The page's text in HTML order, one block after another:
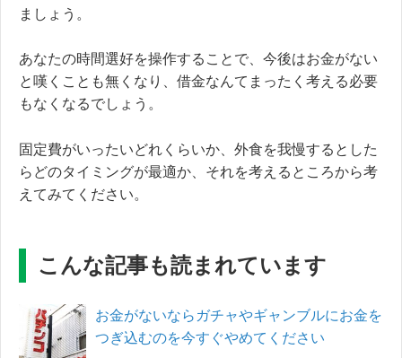
ましょう。
あなたの時間選好を操作することで、今後はお金がない
と嘆くことも無くなり、借金なんてまったく考える必要
もなくなるでしょう。
固定費がいったいどれくらいか、外食を我慢するとした
らどのタイミングが最適か、それを考えるところから考
えてみてください。
こんな記事も読まれています
お金がないならガチャやギャンブルにお金を
つぎ込むのを今すぐやめてください